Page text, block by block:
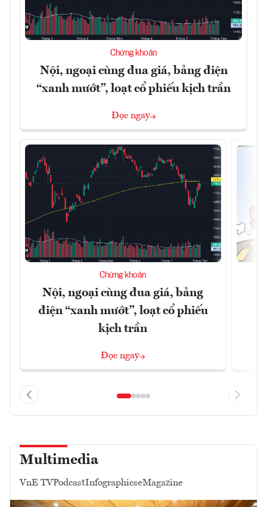
Chứng khoán
Nội, ngoại cùng đua giá, bảng điện
“xanh mướt”, loạt cổ phiếu kịch trần
Đọc ngay
Chứng khoán
Nội, ngoại cùng đua giá, bảng
điện “xanh mướt”, loạt cổ phiếu
kịch trần
Đọc ngay
Multimedia
VnE TVPodcastInfographicseMagazine